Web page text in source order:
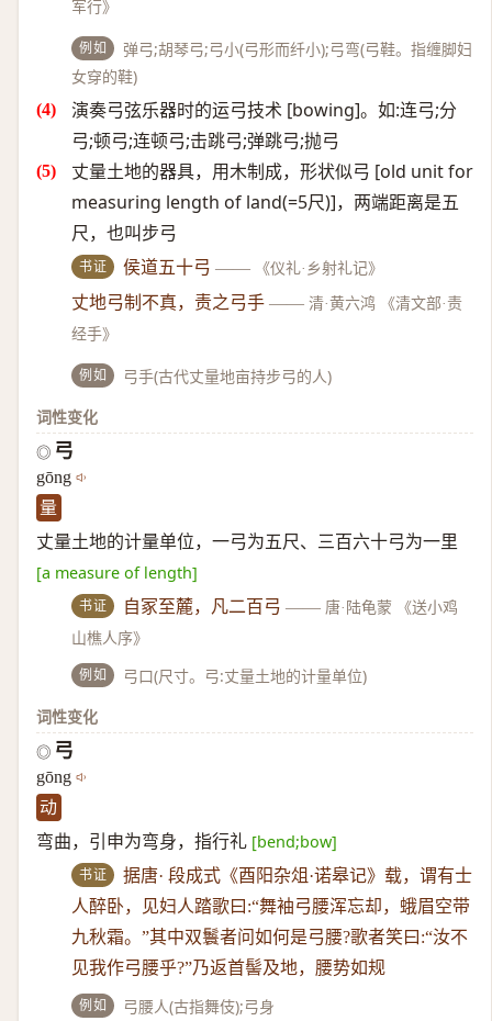
军行》
例如
弹弓;胡琴弓;弓小(弓形而纤小);弓弯(弓鞋。指缠脚妇
女穿的鞋)
演奏弓弦乐器时的运弓技术 [bowing]。如:连弓;分
弓;顿弓;连顿弓;击跳弓;弹跳弓;抛弓
丈量土地的器具，用木制成，形状似弓 [old unit for
measuring length of land(=5尺)]，两端距离是五
尺，也叫步弓
书证 侯道五十弓 —— 《仪礼·乡射礼记》
丈地弓制不真，责之弓手 —— 清·黄六鸿 《清文部·责
经手》
例如
弓手(古代丈量地亩持步弓的人)
词性变化
◎ 弓
gōng
量
丈量土地的计量单位，一弓为五尺、三百六十弓为一里
[a measure of length]
书证 自冢至麓，凡二百弓 —— 唐·陆龟蒙 《送小鸡
山樵人序》
例如
弓口(尺寸。弓:丈量土地的计量单位)
词性变化
◎ 弓
gōng
动
弯曲，引申为弯身，指行礼 [bend;bow]
书证
据唐· 段成式《酉阳杂俎·诺皋记》载，谓有士
人醉卧，见妇人踏歌曰:“舞袖弓腰浑忘却，蛾眉空带
九秋霜。”其中双鬟者问如何是弓腰?歌者笑曰:“汝不
见我作弓腰乎?”乃返首髻及地，腰势如规
例如
弓腰人(古指舞伎);弓身